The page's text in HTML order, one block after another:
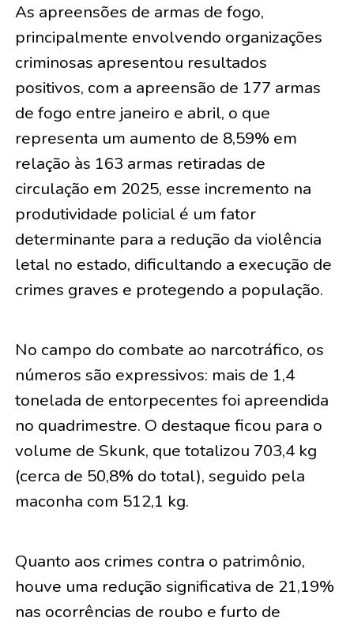
As apreensões de armas de fogo,
principalmente envolvendo organizações
criminosas apresentou resultados
positivos, com a apreensão de 177 armas
de fogo entre janeiro e abril, o que
representa um aumento de 8,59% em
relação às 163 armas retiradas de
circulação em 2025, esse incremento na
produtividade policial é um fator
determinante para a redução da violência
letal no estado, dificultando a execução de
crimes graves e protegendo a população.
No campo do combate ao narcotráfico, os
números são expressivos: mais de 1,4
tonelada de entorpecentes foi apreendida
no quadrimestre. O destaque ficou para o
volume de Skunk, que totalizou 703,4 kg
(cerca de 50,8% do total), seguido pela
maconha com 512,1 kg.
Quanto aos crimes contra o patrimônio,
houve uma redução significativa de 21,19%
nas ocorrências de roubo e furto de